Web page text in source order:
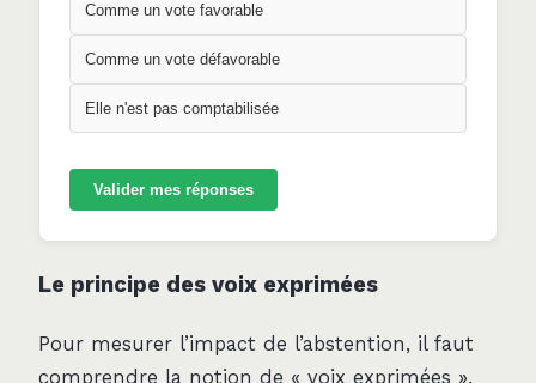
Comme un vote favorable
Comme un vote défavorable
Elle n'est pas comptabilisée
Valider mes réponses
Le principe des voix exprimées
Pour mesurer l’impact de l’abstention, il faut
comprendre la notion de « voix exprimées ».